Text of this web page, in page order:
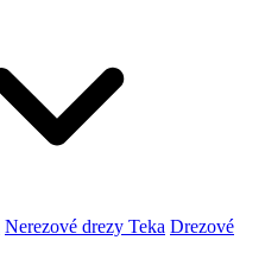
Nerezové drezy Teka Drezové